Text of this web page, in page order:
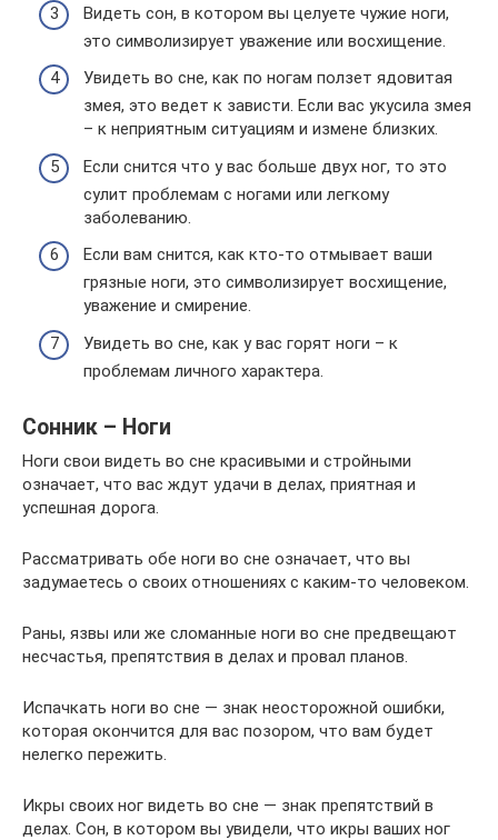
Видеть сон, в котором вы целуете чужие ноги,
это символизирует уважение или восхищение.
Увидеть во сне, как по ногам ползет ядовитая
змея, это ведет к зависти. Если вас укусила змея
– к неприятным ситуациям и измене близких.
Если снится что у вас больше двух ног, то это
сулит проблемам с ногами или легкому
заболеванию.
Если вам снится, как кто-то отмывает ваши
грязные ноги, это символизирует восхищение,
уважение и смирение.
Увидеть во сне, как у вас горят ноги – к
проблемам личного характера.
Сонник – Ноги
Ноги свои видеть во сне красивыми и стройными
означает, что вас ждут удачи в делах, приятная и
успешная дорога.
Рассматривать обе ноги во сне означает, что вы
задумаетесь о своих отношениях с каким-то человеком.
Раны, язвы или же сломанные ноги во сне предвещают
несчастья, препятствия в делах и провал планов.
Испачкать ноги во сне — знак неосторожной ошибки,
которая окончится для вас позором, что вам будет
нелегко пережить.
Икры своих ног видеть во сне — знак препятствий в
делах. Сон, в котором вы увидели, что икры ваших ног